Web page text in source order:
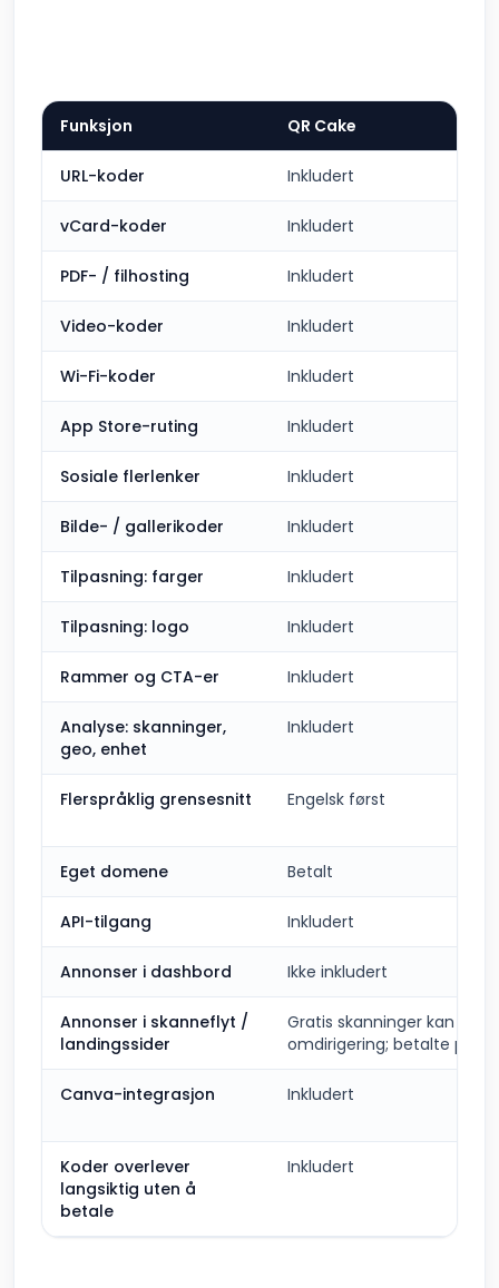
Funksjon QR Cake
URL-koder Inkludert
vCard-koder Inkludert
PDF- / filhosting Inkludert
Video-koder Inkludert
Wi-Fi-koder Inkludert
App Store-ruting Inkludert
Sosiale flerlenker Inkludert
Bilde- / gallerikoder Inkludert
Tilpasning: farger Inkludert
Tilpasning: logo Inkludert
Rammer og CTA-er Inkludert
Analyse: skanninger,
geo, enhet
Inkludert
Flerspråklig grensesnitt Engelsk først
Eget domene Betalt
API-tilgang Inkludert
Annonser i dashbord Ikke inkludert
Annonser i skanneflyt /
landingssider
Gratis skanninger kan
omdirigering; betalte
Canva-integrasjon Inkludert
Koder overlever
langsiktig uten å
betale
Inkludert